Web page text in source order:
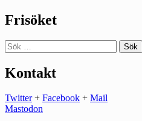
Frisöket
Sök
efter:
Kontakt
Twitter+ Facebook + Mail
Mastodon